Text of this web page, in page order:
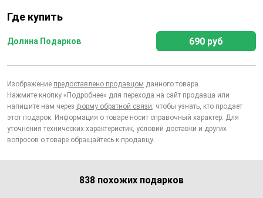
Где купить
Долина Подарков 690 руб
Изображение предоставлено продавцом данного товара.
Нажмите кнопку «Подробнее» для перехода на сайт продавца или
напишите нам через форму обратной связи, чтобы узнать, кто продает
этот подарок. Информация о товаре носит справочный характер. Для
уточнения технических характеристик, условий доставки и других
вопросов о товаре обращайтесь к продавцу.
838 похожих подарков